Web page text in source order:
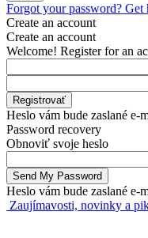
Forgot your password? Get
Create an account
Create an account
Welcome! Register for an
Heslo vám bude zaslané e-
Password recovery
Obnoviť svoje heslo
Heslo vám bude zaslané e-
Zaujímavosti, novinky a